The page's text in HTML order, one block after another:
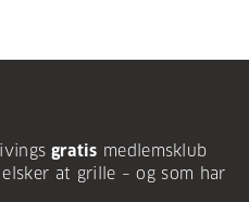
gratis medlemsklub
at grille – og som har